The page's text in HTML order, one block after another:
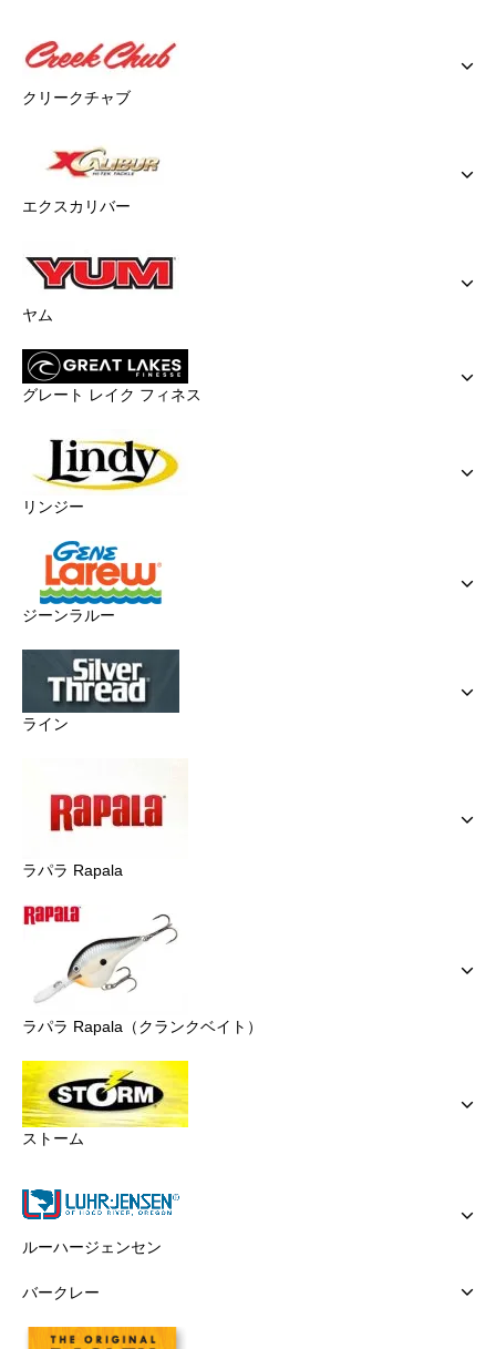
クリークチャブ
エクスカリバー
ヤム
グレート レイク フィネス
リンジー
ジーンラルー
ライン
ラパラ Rapala
ラパラ Rapala（クランクベイト）
ストーム
ルーハージェンセン
バークレー